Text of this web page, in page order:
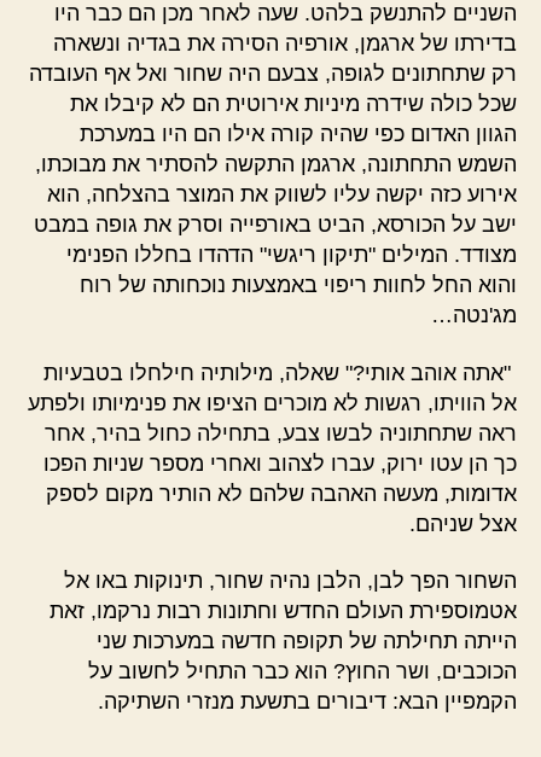
השניים להתנשק בלהט. שעה לאחר מכן הם כבר היו
בדירתו של ארגמן, אורפיה הסירה את בגדיה ונשארה
רק שתחתונים לגופה, צבעם היה שחור ואל אף העובדה
שכל כולה שידרה מיניות אירוטית הם לא קיבלו את
הגוון האדום כפי שהיה קורה אילו הם היו במערכת
השמש התחתונה, ארגמן התקשה להסתיר את מבוכתו,
אירוע כזה יקשה עליו לשווק את המוצר בהצלחה, הוא
ישב על הכורסא, הביט באורפייה וסרק את גופה במבט
מצודד. המילים "תיקון ריגשי" הדהדו בחללו הפנימי
והוא החל לחוות ריפוי באמצעות נוכחותה של רוח
מג'נטה…
"אתה אוהב אותי?" שאלה, מילותיה חילחלו בטבעיות
אל הוויתו, רגשות לא מוכרים הציפו את פנימיותו ולפתע
ראה שתחתוניה לבשו צבע, בתחילה כחול בהיר, אחר
כך הן עטו ירוק, עברו לצהוב ואחרי מספר שניות הפכו
אדומות, מעשה האהבה שלהם לא הותיר מקום לספק
אצל שניהם.
השחור הפך לבן, הלבן נהיה שחור, תינוקות באו אל
אטמוספירת העולם החדש וחתונות רבות נרקמו, זאת
הייתה תחילתה של תקופה חדשה במערכות שני
הכוכבים, ושר החוץ? הוא כבר התחיל לחשוב על
הקמפיין הבא: דיבורים בתשעת מנזרי השתיקה.